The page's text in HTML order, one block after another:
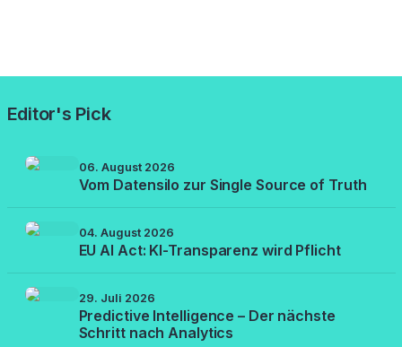
Editor's Pick
06. August 2026
Vom Datensilo zur Single Source of Truth
04. August 2026
EU AI Act: KI-Transparenz wird Pflicht
29. Juli 2026
Predictive Intelligence – Der nächste
Schritt nach Analytics